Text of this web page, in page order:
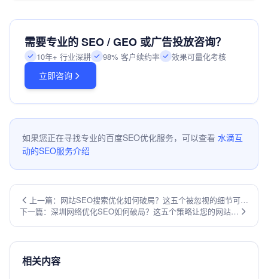
需要专业的 SEO / GEO 或广告投放咨询？
10年+ 行业深耕 98% 客户续约率 效果可量化考核
立即咨询
如果您正在寻找专业的百度SEO优化服务，可以查看 水滴互
动的SEO服务介绍
上一篇：网站SEO搜索优化如何破局？这五个被忽视的细节可能
让你错失80%的精准流量
下一篇：深圳网络优化SEO如何破局？这五个策略让您的网站在
相关内容